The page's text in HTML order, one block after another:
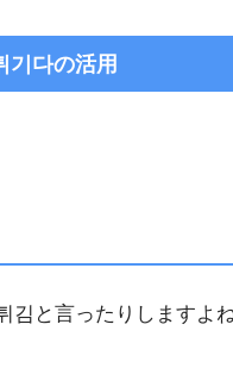
기다の活用
と言ったりしますよね